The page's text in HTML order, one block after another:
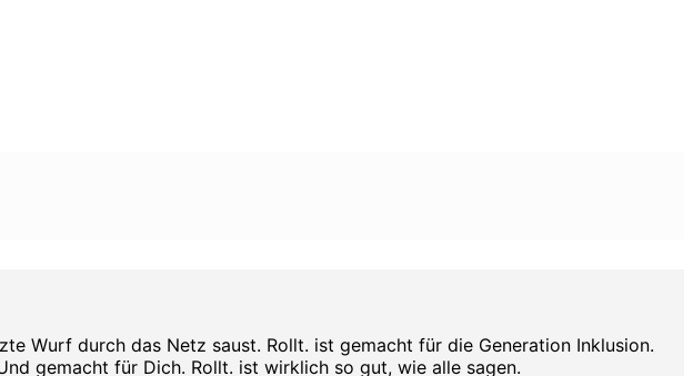
Wurf durch das Netz saust. Rollt. ist gemacht für die Generation Inklusion.
gemacht für Dich. Rollt. ist wirklich so gut, wie alle sagen.